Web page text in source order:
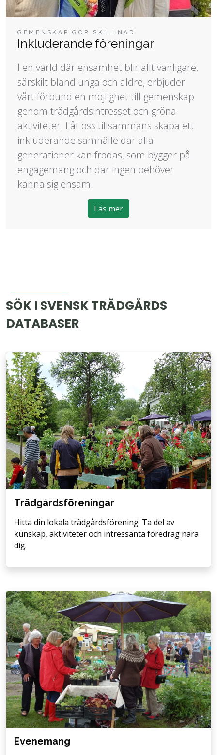
GEMENSKAP GÖR SKILLNAD
Inkluderande föreningar
I en värld där ensamhet blir allt vanligare,
särskilt bland unga och äldre, erbjuder
vårt förbund en möjlighet till gemenskap
genom trädgårdsintresset och gröna
aktiviteter. Låt oss tillsammans skapa ett
inkluderande samhälle där alla
generationer kan frodas, som bygger på
engagemang och där ingen behöver
känna sig ensam.
Läs mer
SÖK I SVENSK TRÄDGÅRDS
DATABASER
Trädgårdsföreningar
Hitta din lokala trädgårdsförening. Ta del av
kunskap, aktiviteter och intressanta föredrag nära
dig.
Evenemang